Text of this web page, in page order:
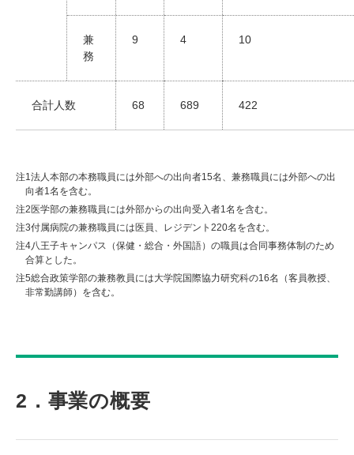
兼
務
9 4 10
合計人数 68 689 422
注1 法人本部の本務職員には外部への出向者15名、兼務職員には外部への出
向者1名を含む。
注2医学部の兼務職員には外部からの出向受入者1名を含む。
注3付属病院の兼務職員には医員、レジデント220名を含む。
注4八王子キャンパス（保健・総合・外国語）の職員は合同事務体制のため
合算とした。
注5総合政策学部の兼務教員には大学院国際協力研究科の16名（客員教授、
非常勤講師）を含む。
2．事業の概要